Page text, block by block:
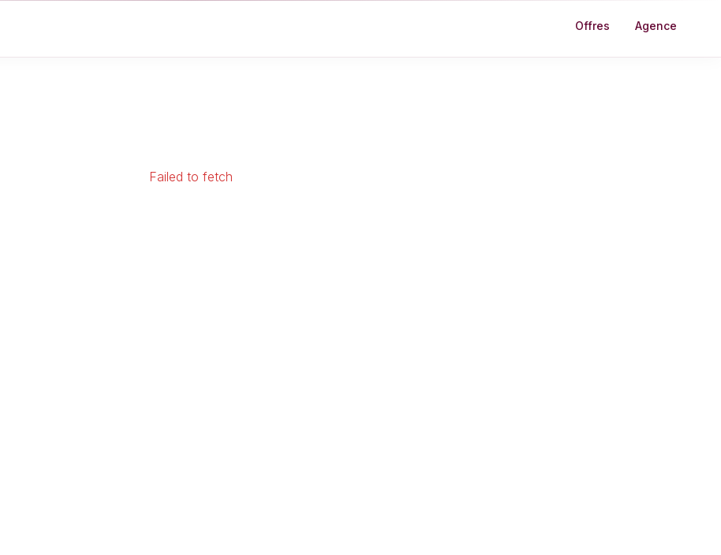
Offres Agence
Failed to fetch